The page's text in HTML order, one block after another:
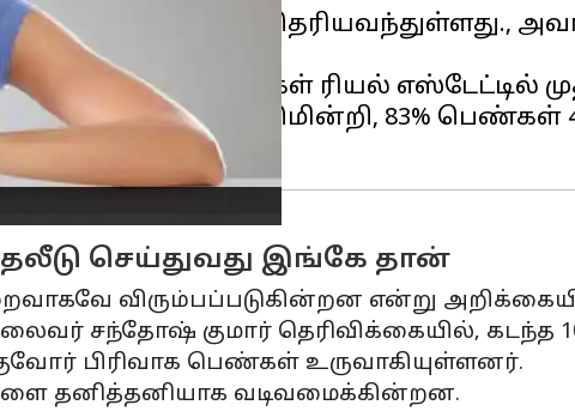
ஆய்வில், தெரியவந்துள்ளது.,
65% பெண்கள் ரியல் எஸ்டேட்டில்
இதுமட்டுமின்றி, 83%
செய்துவது இங்கே தான்
விரும்பப்படுகின்றன என்று
சந்தோஷ் குமார் தெரிவிக்கையில், கடந்த
பிரிவாக பெண்கள் உருவாகியுள்ளனர்.
தனித்தனியாக வடிவமைக்கின்றன.